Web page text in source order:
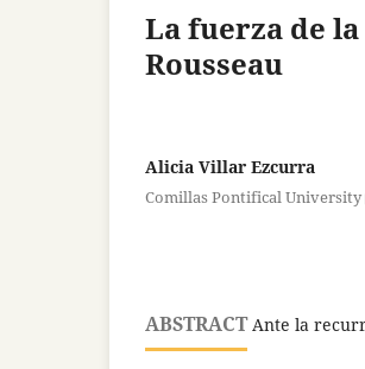
La fuerza de
Rousseau
Alicia Villar Ezcurra
Comillas Pontifical University
ABSTRACTAnte la